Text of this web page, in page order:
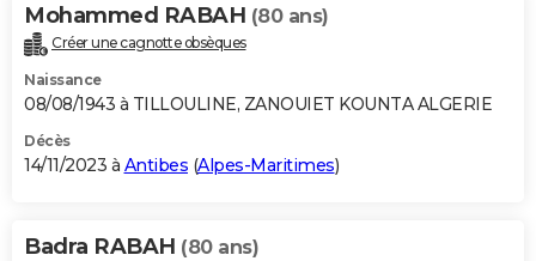
Mohammed RABAH (80 ans)
Créer une cagnotte obsèques
Naissance
08/08/1943 à TILLOULINE, ZANOUIET KOUNTA ALGERIE
Décès
14/11/2023 à Antibes (Alpes-Maritimes)
Badra RABAH (80 ans)